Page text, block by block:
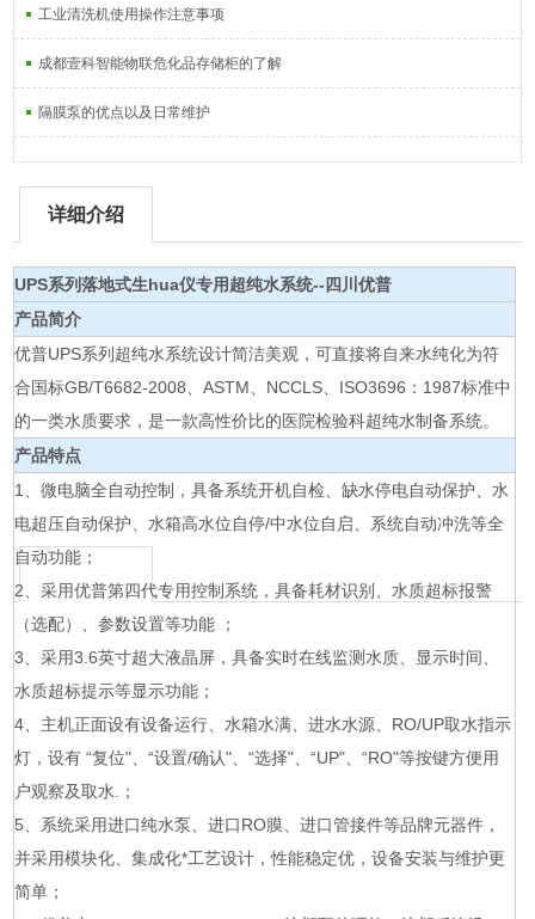
工业清洗机使用操作注意事项
成都壹科智能物联危化品存储柜的了解
隔膜泵的优点以及日常维护
详细介绍
UPS系列落地式生hua仪专用超纯水系统--四川优普
产品简介
优普UPS系列超纯水系统设计简洁美观，可直接将自来水纯化为符
合国标GB/T6682-2008、ASTM、NCCLS、ISO3696：1987标准中
的一类水质要求，是一款高性价比的医院检验科超纯水制备系统。
产品特点
1、微电脑全自动控制，具备系统开机自检、缺水停电自动保护、水
电超压自动保护、水箱高水位自停/中水位自启、系统自动冲洗等全
自动功能；
2、采用优普第四代专用控制系统，具备耗材识别、水质超标报警
（选配）、参数设置等功能 ；
3、采用3.6英寸超大液晶屏，具备实时在线监测水质、显示时间、
水质超标提示等显示功能；
4、主机正面设有设备运行、水箱水满、进水水源、RO/UP取水指示
灯，设有 “复位"、“设置/确认"、“选择"、“UP"、“RO"等按键方便用
户观察及取水.；
5、系统采用进口纯水泵、进口RO膜、进口管接件等品牌元器件，
并采用模块化、集成化*工艺设计，性能稳定优，设备安装与维护更
简单；